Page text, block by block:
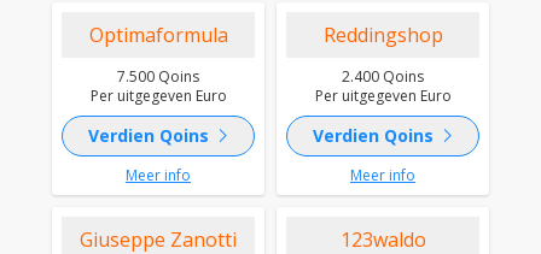
Optimaformula
7.500 Qoins
Per uitgegeven Euro
Verdien Qoins chevron_right
Meer info
Reddingshop
2.400 Qoins
Per uitgegeven Euro
Verdien Qoins chevron_right
Meer info
Giuseppe Zanotti 123waldo